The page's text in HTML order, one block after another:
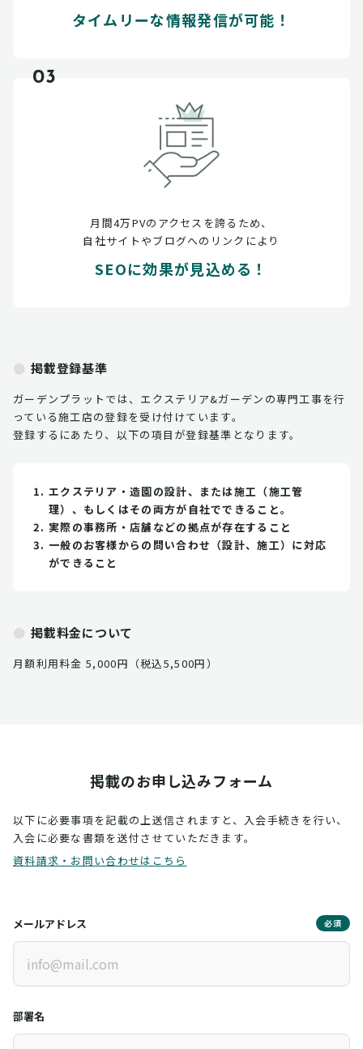
タイムリーな情報発信が可能！
03
月間4万PVのアクセスを誇るため、
自社サイトやブログへのリンクにより
SEOに効果が見込める！
掲載登録基準
ガーデンプラットでは、エクステリア&ガーデンの専門工事を行
っている施工店の登録を受け付けています。
登録するにあたり、以下の項目が登録基準となります。
エクステリア・造園の設計、または施工（施工管
理）、もしくはその両方が自社でできること。
実際の事務所・店舗などの拠点が存在すること
一般のお客様からの問い合わせ（設計、施工）に対応
ができること
掲載料金について
月額利用料金 5,000円（税込5,500円）
掲載のお申し込みフォーム
以下に必要事項を記載の上送信されますと、入会手続きを行い、
入会に必要な書類を送付させていただきます。
資料請求・お問い合わせはこちら
メールアドレス 必須
部署名